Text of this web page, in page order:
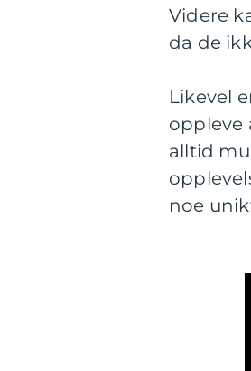
Videre
da de
Likevel
oppleve
alltid
noe